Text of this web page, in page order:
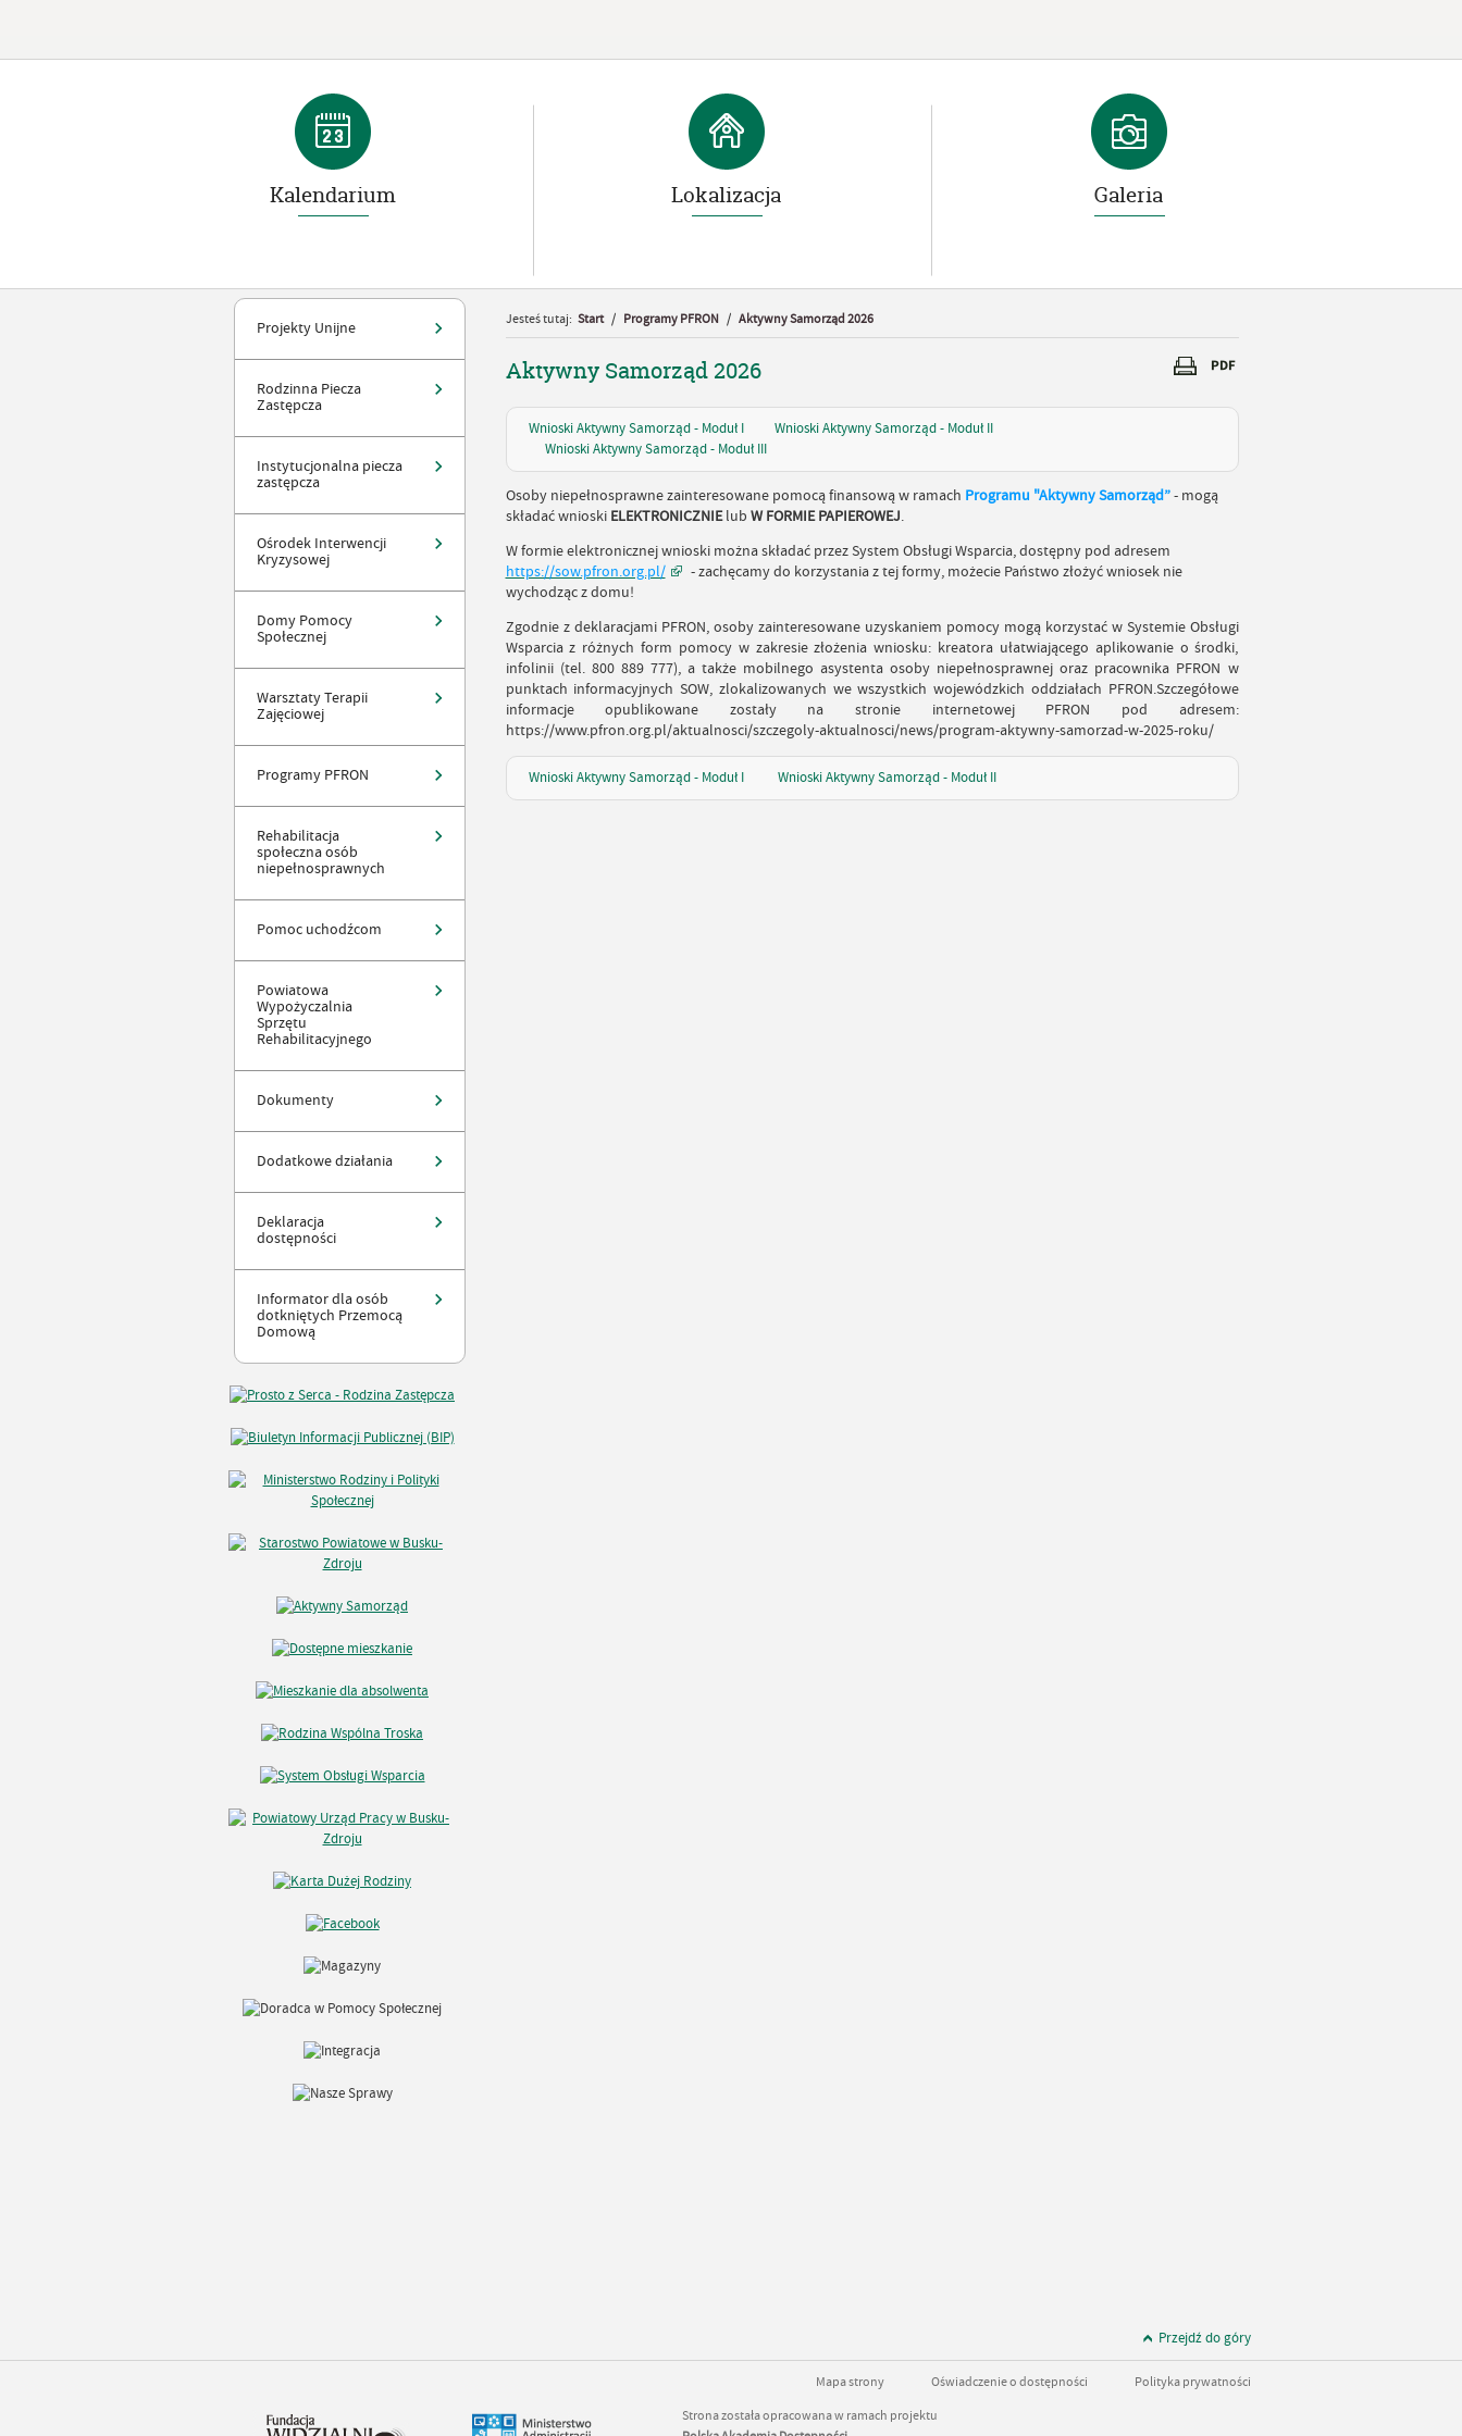
Kalendarium Lokalizacja Galeria
Projekty Unijne
Rodzinna Piecza
Zastępcza
Instytucjonalna piecza
zastępcza
Ośrodek Interwencji
Kryzysowej
Domy Pomocy
Społecznej
Warsztaty Terapii
Zajęciowej
Programy PFRON
Rehabilitacja
społeczna osób
niepełnosprawnych
Pomoc uchodźcom
Powiatowa
Wypożyczalnia
Sprzętu
Rehabilitacyjnego
Dokumenty
Dodatkowe działania
Deklaracja
dostępności
Informator dla osób
dotkniętych Przemocą
Domową
Jesteś tutaj: Start / Programy PFRON / Aktywny Samorząd 2026
Aktywny Samorząd 2026
Wnioski Aktywny Samorząd - Moduł I
Wnioski Aktywny Samorząd - Moduł II
Wnioski Aktywny Samorząd - Moduł III
Osoby niepełnosprawne zainteresowane pomocą finansową w ramach Programu "Aktywny Samorząd”- mogą
składać wnioski ELEKTRONICZNIElub W FORMIE PAPIEROWEJ.
W formie elektronicznej wnioski można składać przez System Obsługi Wsparcia, dostępny pod adresem
https://sow.pfron.org.pl/
- zachęcamy do korzystania z tej formy, możecie Państwo złożyć wniosek nie
wychodząc z domu!
Zgodnie z deklaracjami PFRON, osoby zainteresowane uzyskaniem pomocy mogą korzystać w Systemie Obsługi
Wsparcia z różnych form pomocy w zakresie złożenia wniosku: kreatora ułatwiającego aplikowanie o środki,
infolinii (tel. 800 889 777), a także mobilnego asystenta osoby niepełnosprawnej oraz pracownika PFRON w
punktach informacyjnych SOW, zlokalizowanych we wszystkich wojewódzkich oddziałach PFRON.Szczegółowe
informacje opublikowane zostały na stronie internetowej PFRON pod adresem:
https://www.pfron.org.pl/aktualnosci/szczegoly-aktualnosci/news/program-aktywny-samorzad-w-2025-roku/
Wnioski Aktywny Samorząd - Moduł I Wnioski Aktywny Samorząd - Moduł II
Przejdź do góry
Mapa strony Oświadczenie o dostępności Polityka prywatności
Strona została opracowana w ramach projektu